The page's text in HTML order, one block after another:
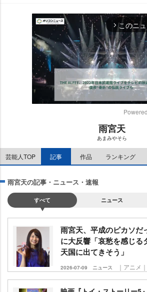
arrow_forward_ios このニ
雨宮天
あまみやそら
芸能人TOP 記事 作品 ランキング
雨宮天の記事・ニュース・速報
すべて ニュース
雨宮天、平成のピカソだ
に大反響「哀愁を感じる
天国に出てきそう」
2026-07-09 ニュース ｜アニメ｜